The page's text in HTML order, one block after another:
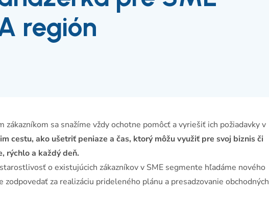
región
zákazníkom sa snažíme vždy ochotne pomôcť a vyriešiť ich požiadavky v
cestu, ako ušetriť peniaze a čas, ktorý môžu využiť pre svoj biznis či
rýchlo a každý deň.
o existujúcich zákazníkov v SME segmente hľadáme nového
za realizáciu prideleného plánu a presadzovanie obchodných